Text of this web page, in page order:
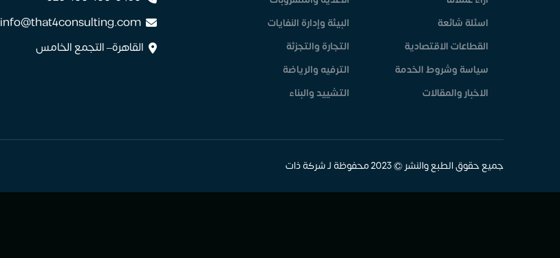
اسئلة شائعة
القطاعات الاقتصادية
سياسة وشروط الخدمة
الاخبار والمقالات
البيئة وإدارة النفايات
التجارة والتجزئة
الترفيه والرياضة
التشييد والبناء
info@that4consulting.com
القاهرة– التجمع الخامس
جميع حقوق الطبع والنشر © 2023 محفوظة لـ شركة ذات